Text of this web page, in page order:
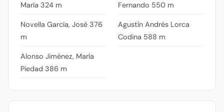
María 324 m
Novella García, José 376
m
Alonso Jiménez, María
Piedad 386 m
Fernando 550 m
Agustín Andrés Lorca
Codina 588 m